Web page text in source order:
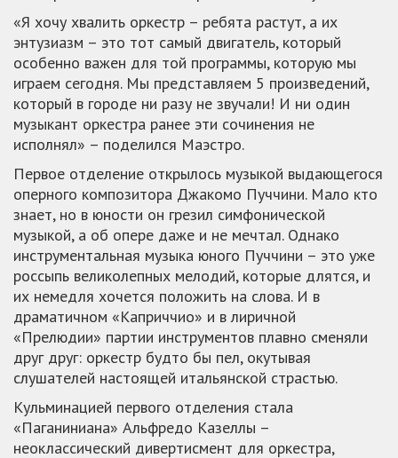
«Я хочу хвалить оркестр – ребята растут, а их
энтузиазм – это тот самый двигатель, который
особенно важен для той программы, которую мы
играем сегодня. Мы представляем 5 произведений,
который в городе ни разу не звучали! И ни один
музыкант оркестра ранее эти сочинения не
исполнял» – поделился Маэстро.
Первое отделение открылось музыкой выдающегося
оперного композитора Джакомо Пуччини. Мало кто
знает, но в юности он грезил симфонической
музыкой, а об опере даже и не мечтал. Однако
инструментальная музыка юного Пуччини – это уже
россыпь великолепных мелодий, которые длятся, и
их немедля хочется положить на слова. И в
драматичном «Каприччио» и в лиричной
«Прелюдии» партии инструментов плавно сменяли
друг друг: оркестр будто бы пел, окутывая
слушателей настоящей итальянской страстью.
Кульминацией первого отделения стала
«Паганиниана» Альфредо Казеллы –
неоклассический дивертисмент для оркестра,